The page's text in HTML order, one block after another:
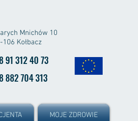
Mnichów 10
106 Kołbacz
91 312 40 73
882 704 313
MOJE ZDROWIE